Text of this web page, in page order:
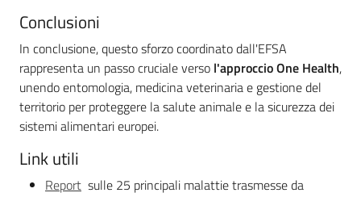
Conclusioni
In conclusione, questo sforzo coordinato dall'EFSA
rappresenta un passo cruciale verso l'approccio One Health,
unendo entomologia, medicina veterinaria e gestione del
territorio per proteggere la salute animale e la sicurezza dei
sistemi alimentari europei.
Link utili
Report sulle 25 principali malattie trasmesse da